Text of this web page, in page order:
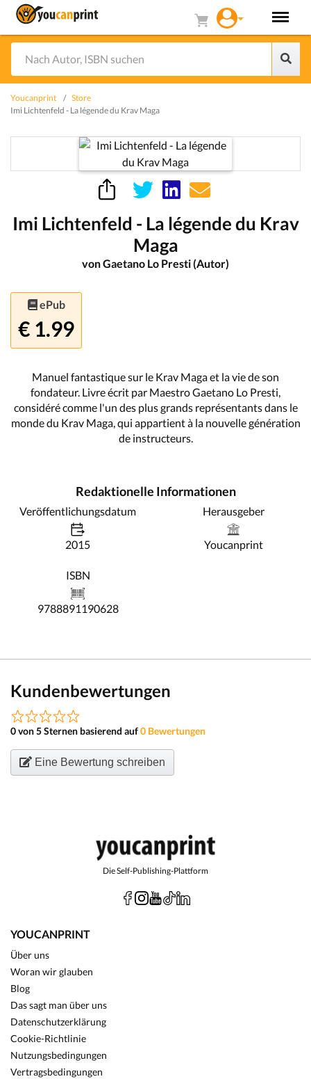
Youcanprint
Store
Imi Lichtenfeld - La légende du Krav Maga
Imi Lichtenfeld - La légende du Krav
Maga
von Gaetano Lo Presti (Autor)
ePub
€ 1.99
Manuel fantastique sur le Krav Maga et la vie de son
fondateur. Livre écrit par Maestro Gaetano Lo Presti,
considéré comme l'un des plus grands représentants dans le
monde du Krav Maga, qui appartient à la nouvelle génération
de instructeurs.
Redaktionelle Informationen
Veröffentlichungsdatum
2015
Herausgeber
Youcanprint
ISBN
9788891190628
Kundenbewertungen
0 von 5 Sternen basierend auf0 Bewertungen
Eine Bewertung schreiben
Die Self-Publishing-Plattform
YOUCANPRINT
Über uns
Woran wir glauben
Blog
Das sagt man über uns
Datenschutzerklärung
Cookie-Richtlinie
Nutzungsbedingungen
Vertragsbedingungen